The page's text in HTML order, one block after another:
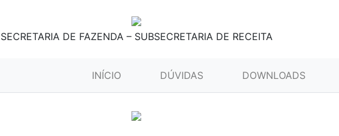
SECRETARIA DE FAZENDA – SUBSECRETARIA DE RECEITA
INÍCIO (CURRENT)DÚVIDAS DOWNLOADS